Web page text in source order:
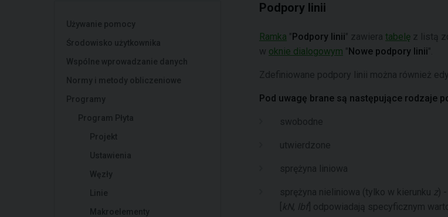
Używanie pomocy
Środowisko użytkownika
Wspólne wprowadzanie danych
Normy i metody obliczeniowe
Programy
Program Płyta
Projekt
Ustawienia
Węzły
Linie
Makroelementy
Podpory linii
Ramka "Podpory linii" zawiera tabelę z listą
w oknie dialogowym "Nowe podpory linii".
Zdefiniowane podpory linii można również
Pod uwagę brane są następujące rodzaje
swobodne
utwierdzone
sprężyna liniowa
sprężyna nieliniowa (tylko w kierunku z)
kN, lbf] odpowiadają specyficznym